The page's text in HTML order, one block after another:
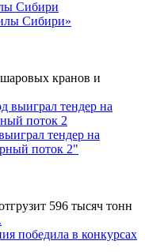
Сибири»
кранов и
тендер на
поток 2"
596 тысяч тонн